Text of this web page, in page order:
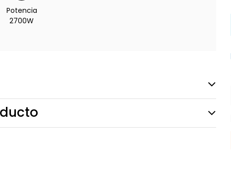
Potencia
2700W